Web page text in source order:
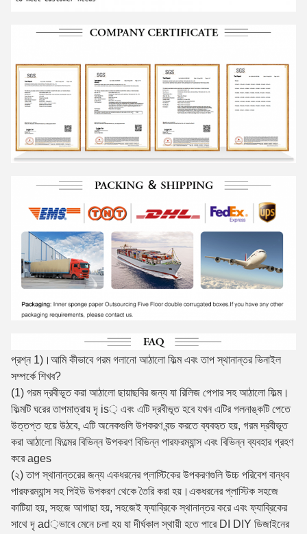
প্রশ্ন 1)।আমি কীভাবে গরম গলানো আঠালো ফিল্ম এবং তাপ স্থানান্তর ভিনাইল
সম্পর্কে শিখব?
(1) গরম দ্রবীভূত করা আঠালো ছায়াছবির জন্য যা রিলিজ পেপার সহ আঠালো ফিল্ম।
ফিল্মটি ঘরের তাপমাত্রায় দৃ is় এবং এটি দ্রবীভূত হবে যখন এটির গলনাঙ্কটি পেতে
উত্তপ্ত হয়ে উঠবে, এটি অনেকগুলি উপকরণ বন্ড করতে ব্যবহৃত হয়, গরম দ্রবীভূত
করা আঠালো ফিল্মের বিভিন্ন উপকরণ বিভিন্ন পারফরম্যান্স এবং বিভিন্ন ব্যবহার গ্রহণ
করে ages
(২) তাপ স্থানান্তরের জন্য একধরনের প্লাস্টিকের উপকরণগুলি উচ্চ পরিবেশ বান্ধব
পারফরম্যান্স সহ পিইউ উপকরণ থেকে তৈরি করা হয়।একধরনের প্লাস্টিক সহজে
কাটিয়া হয়, সহজে আগাছা হয়, সহজেই ফ্যাব্রিকে স্থানান্তর করে এবং ফ্যাব্রিকের
সাথে দৃ ad়ভাবে মেনে চলা হয় যা দীর্ঘকাল স্থায়ী হতে পারে DI DIY ডিজাইনের